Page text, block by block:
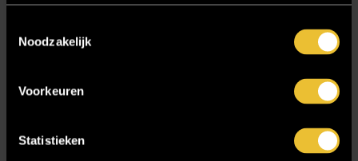
Noodzakelijk
Voorkeuren
Statistieken
Showroom
Trebbe MiddenWest